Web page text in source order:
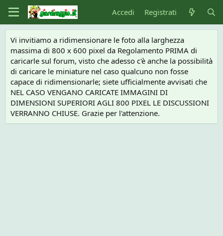
Accedi Registrati
Vi invitiamo a ridimensionare le foto alla larghezza
massima di 800 x 600 pixel da Regolamento PRIMA di
caricarle sul forum, visto che adesso c'è anche la possibilità
di caricare le miniature nel caso qualcuno non fosse
capace di ridimensionarle; siete ufficialmente avvisati che
NEL CASO VENGANO CARICATE IMMAGINI DI
DIMENSIONI SUPERIORI AGLI 800 PIXEL LE DISCUSSIONI
VERRANNO CHIUSE. Grazie per l'attenzione.